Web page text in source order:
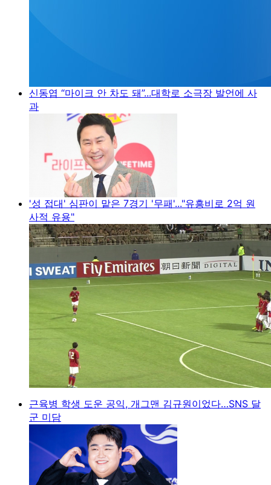
신동엽 “마이크 안 차도 돼”...대학로 소극장 발언에 사
과
'성 접대' 심판이 맡은 7경기 '무패'..."유흥비로 2억 원
사적 유용"
근육병 학생 도운 공익, 개그맨 김규원이었다…SNS 달
군 미담